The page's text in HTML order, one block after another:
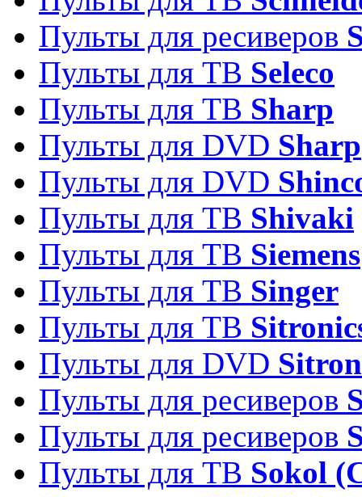
Пульты для ресиверов
Пульты для ТВ Seleco
Пульты для ТВ Sharp
Пульты для DVD Sharp
Пульты для DVD
Пульты для ТВ Shivaki
Пульты для ТВ Siemens
Пульты для ТВ Singer
Пульты для ТВ
Пульты для DVD
Пульты для ресиверов
Пульты для ресиверов
Пульты для ТВ Sokol